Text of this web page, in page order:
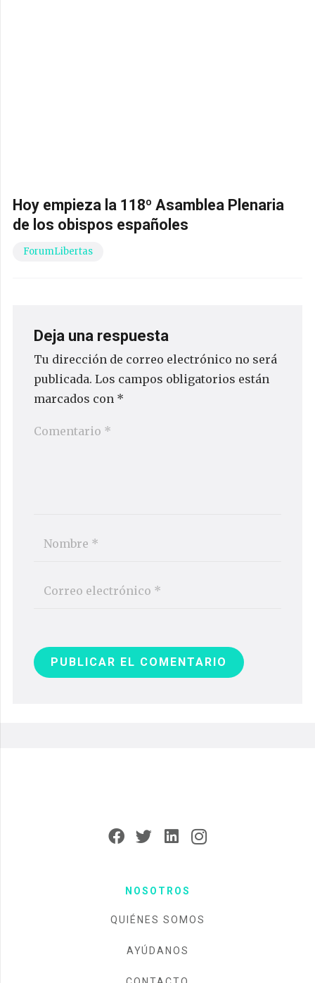
Hoy empieza la 118º Asamblea Plenaria
de los obispos españoles
ForumLibertas
Deja una respuesta
Tu dirección de correo electrónico no será
publicada. Los campos obligatorios están
marcados con *
PUBLICAR EL COMENTARIO
NOSOTROS
QUIÉNES SOMOS
AYÚDANOS